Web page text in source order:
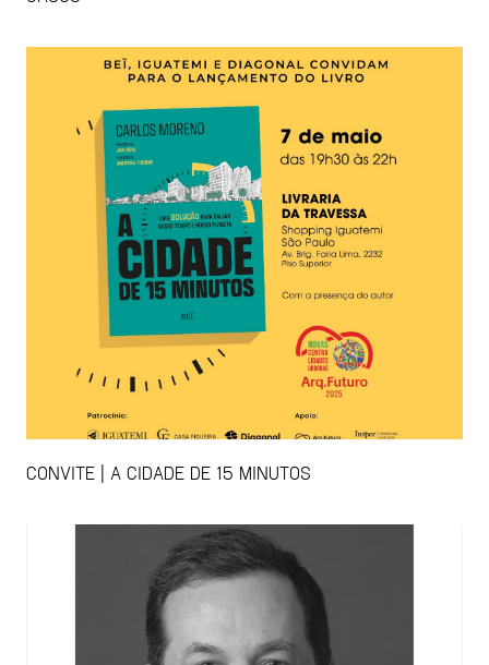
CONVITE | A CIDADE DE 15 MINUTOS